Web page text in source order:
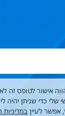
Please
אישור לטופס זה
שלי כדי שניתן יהיה
אפשר לעיין